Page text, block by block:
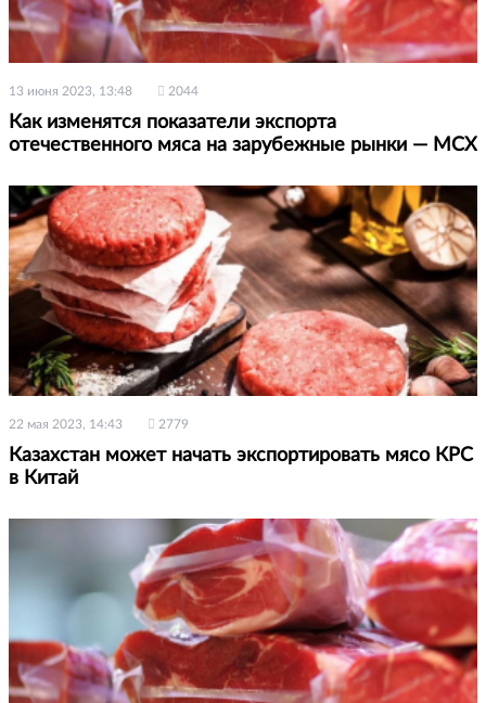
13 июня 2023, 13:48 2044
Как изменятся показатели экспорта
отечественного мяса на зарубежные рынки — МСХ
22 мая 2023, 14:43 2779
Казахстан может начать экспортировать мясо КРС
в Китай